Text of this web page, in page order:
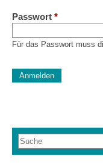
Passwort *
Für das Passwort muss
Diese
Suche